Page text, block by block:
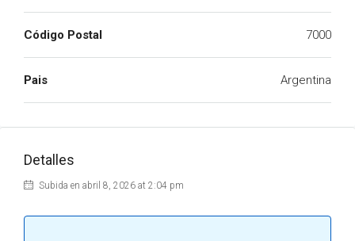
Código Postal 7000
Pais Argentina
Detalles
Subida en abril 8, 2026 at 2:04 pm